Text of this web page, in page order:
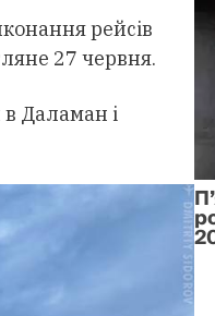
рейсів
27 червня.
Даламан і